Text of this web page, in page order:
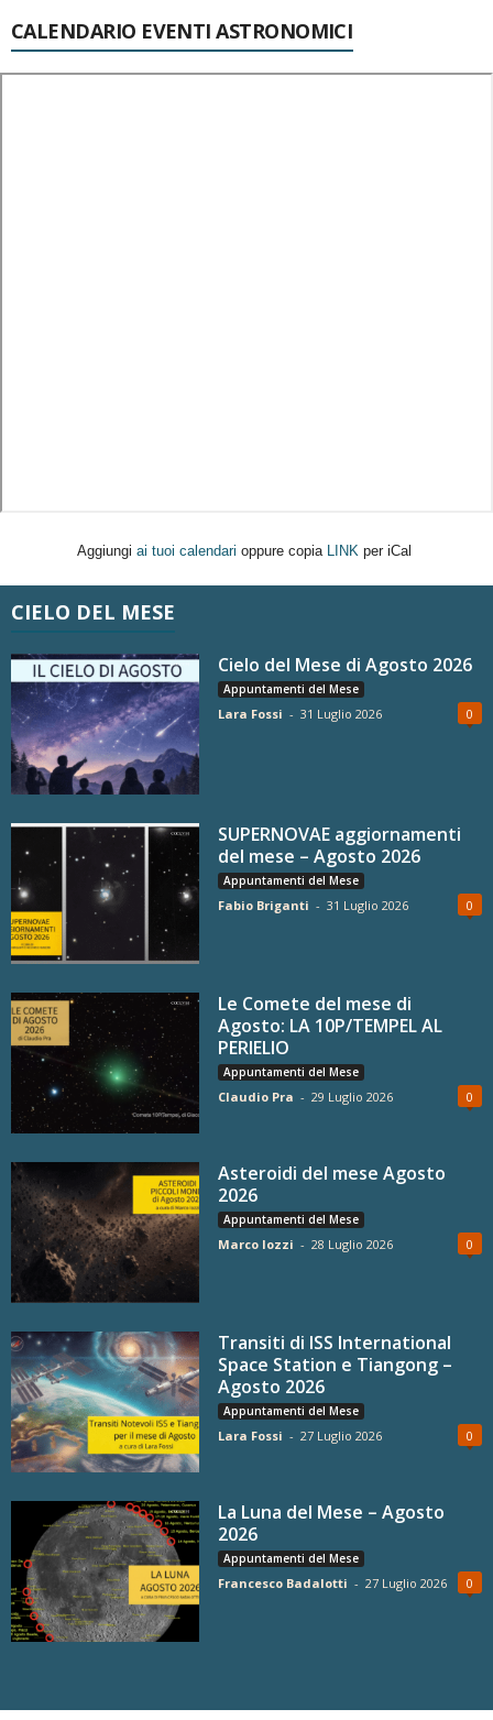
CALENDARIO EVENTI ASTRONOMICI
Aggiungi ai tuoi calendari oppure copia LINK per iCal
CIELO DEL MESE
Cielo del Mese di Agosto 2026
Appuntamenti del Mese
Lara Fossi - 31 Luglio 2026 0
SUPERNOVAE aggiornamenti
del mese – Agosto 2026
Appuntamenti del Mese
Fabio Briganti - 31 Luglio 2026 0
Le Comete del mese di
Agosto: LA 10P/TEMPEL AL
PERIELIO
Appuntamenti del Mese
Claudio Pra - 29 Luglio 2026 0
Asteroidi del mese Agosto
2026
Appuntamenti del Mese
Marco Iozzi - 28 Luglio 2026 0
Transiti di ISS International
Space Station e Tiangong –
Agosto 2026
Appuntamenti del Mese
Lara Fossi - 27 Luglio 2026 0
La Luna del Mese – Agosto
2026
Appuntamenti del Mese
Francesco Badalotti - 27 Luglio 2026 0